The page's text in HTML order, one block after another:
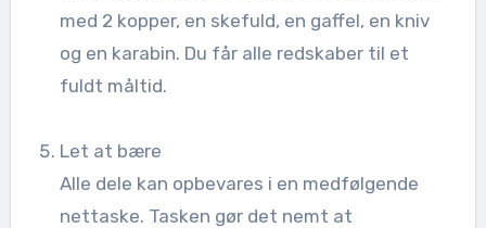
med 2 kopper, en skefuld, en gaffel, en kniv
og en karabin. Du får alle redskaber til et
fuldt måltid.
Let at bære
Alle dele kan opbevares i en medfølgende
nettaske. Tasken gør det nemt at